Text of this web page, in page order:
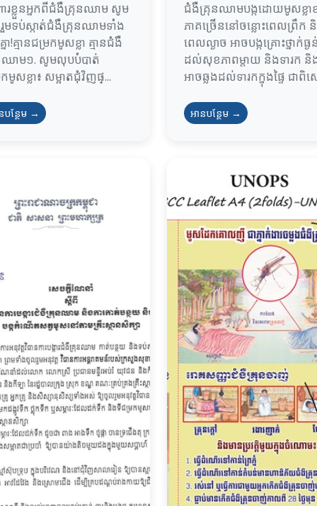
ារខ្លួនអ្នកពីជំងឺគ្រុនឈាម សូម
ទប់ស្កាត់ជំងឺគ្រុនឈាមទាំង
ា!គ្មានជម្រកមូសខ្លា គ្មានជំងឺ
ឈាម១. សូមលុបបំបាត់
មូសខ្លា៖ សម្អាតជុំវិញផ្...
បន្ថែម →
ជំងឺគ្រុនឈាមបង្កដោយមូសខ្លា
ភាគច្រើននៅចន្លោះពេលព្រឹក
ពេលល្ងាច អាចបង្កគ្រោះថ្នាក់ធ្ង
ដល់សុខភាពម្តាយ និងទារក និ
អាចឆ្លងដល់ទារកក្នុងផ្ទៃ ជាពិស
អានបន្ថែម →